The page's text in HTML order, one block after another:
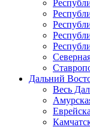
Дальний
Весь